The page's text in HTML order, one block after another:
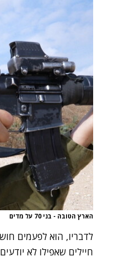
הארץ הטובה - בני 70 על מדים
לדבריו, הוא לפעמים
חיילים שאפילו לא